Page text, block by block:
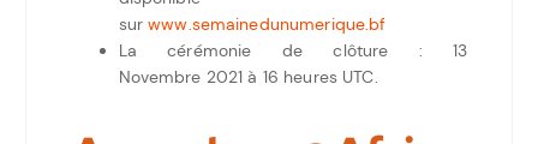
surwww.semainedunumerique.bf
La cérémonie de clôture : 13
Novembre 2021 à 16 heures UTC.